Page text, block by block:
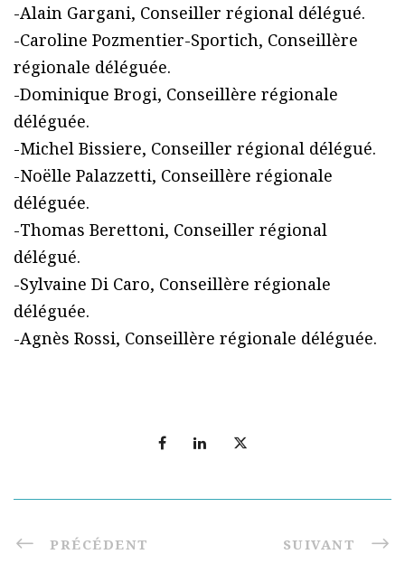
-Alain Gargani, Conseiller régional délégué.
-Caroline Pozmentier-Sportich, Conseillère
régionale déléguée.
-Dominique Brogi, Conseillère régionale
déléguée.
-Michel Bissiere, Conseiller régional délégué.
-Noëlle Palazzetti, Conseillère régionale
déléguée.
-Thomas Berettoni, Conseiller régional
délégué.
-Sylvaine Di Caro, Conseillère régionale
déléguée.
-Agnès Rossi, Conseillère régionale déléguée.
PRÉCÉDENT SUIVANT